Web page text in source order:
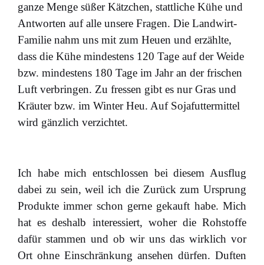
ganze Menge süßer Kätzchen, stattliche Kühe und
Antworten auf alle unsere Fragen. Die Landwirt-
Familie nahm uns mit zum Heuen und erzählte,
dass die Kühe mindestens 120 Tage auf der Weide
bzw. mindestens 180 Tage im Jahr an der frischen
Luft verbringen. Zu fressen gibt es nur Gras und
Kräuter bzw. im Winter Heu. Auf Sojafuttermittel
wird gänzlich verzichtet.
Ich habe mich entschlossen bei diesem Ausflug
dabei zu sein, weil ich die Zurück zum Ursprung
Produkte immer schon gerne gekauft habe. Mich
hat es deshalb interessiert, woher die Rohstoffe
dafür stammen und ob wir uns das wirklich vor
Ort ohne Einschränkung ansehen dürfen. Duften